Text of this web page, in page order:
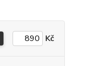
Kč